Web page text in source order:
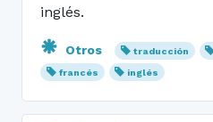
inglés.
Otros traducción
francés
inglés